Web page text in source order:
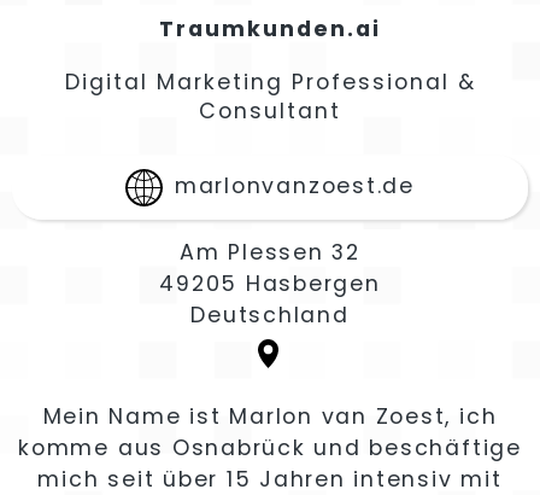
Traumkunden.ai
Digital Marketing Professional &
Consultant
marlonvanzoest.de
Am Plessen 32
49205 Hasbergen
Deutschland
Mein Name ist Marlon van Zoest, ich
komme aus Osnabrück und beschäftige
mich seit über 15 Jahren intensiv mit